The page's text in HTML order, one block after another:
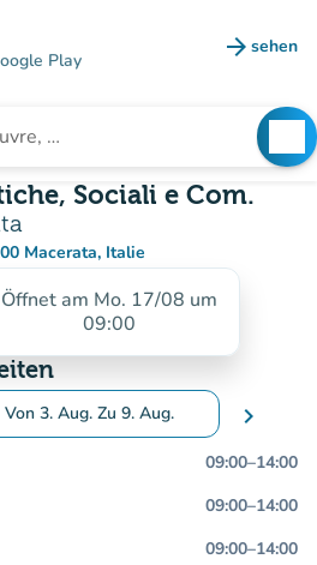
Play arrow_forward sehen
(new
Sociali e Com.
Macerata, Italie
Maps öffnen)
tab)
Öffnet am Mo. 17/08 um
09:00
Von 3. Aug. Zu 9. Aug.
Sie den Kalender, um Daten zu
chevron_right
09:00–14:00
09:00–14:00
09:00–14:00